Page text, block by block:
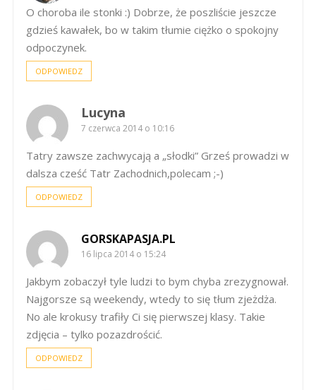
O choroba ile stonki :) Dobrze, że poszliście jeszcze
gdzieś kawałek, bo w takim tłumie ciężko o spokojny
odpoczynek.
ODPOWIEDZ
Lucyna
7 czerwca 2014 o 10:16
Tatry zawsze zachwycają a „słodki” Grześ prowadzi w
dalsza cześć Tatr Zachodnich,polecam ;-)
ODPOWIEDZ
GORSKAPASJA.PL
16 lipca 2014 o 15:24
Jakbym zobaczył tyle ludzi to bym chyba zrezygnował.
Najgorsze są weekendy, wtedy to się tłum zjeżdża.
No ale krokusy trafiły Ci się pierwszej klasy. Takie
zdjęcia – tylko pozazdrościć.
ODPOWIEDZ